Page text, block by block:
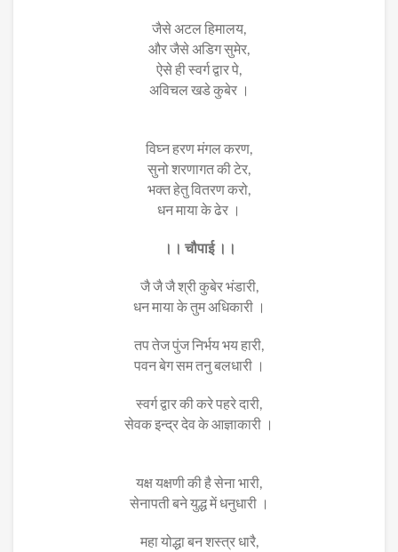
जैसे अटल हिमालय,
और जैसे अडिग सुमेर,
ऐसे ही स्वर्ग द्वार पे,
अविचल खडे कुबेर ।
विघ्न हरण मंगल करण,
सुनो शरणागत की टेर,
भक्त हेतु वितरण करो,
धन माया के ढेर ।
।। चौपाई ।।
जै जै जै श्री कुबेर भंडारी,
धन माया के तुम अधिकारी ।
तप तेज पुंज निर्भय भय हारी,
पवन बेग सम तनु बलधारी ।
स्वर्ग द्वार की करे पहरे दारी,
सेवक इन्द्र देव के आज्ञाकारी ।
यक्ष यक्षणी की है सेना भारी,
सेनापती बने युद्ध में धनुधारी ।
महा योद्धा बन शस्त्र धारै,